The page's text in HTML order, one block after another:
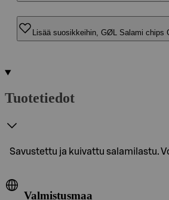
Lisää suosikkeihin, GØL Salami chips
Tuotetiedot
Savustettu ja kuivattu salamilastu.
Valmistusmaa